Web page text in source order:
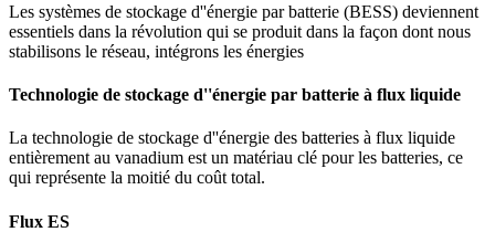
Les systèmes de stockage d''énergie par batterie (BESS) deviennent
essentiels dans la révolution qui se produit dans la façon dont nous
stabilisons le réseau, intégrons les énergies
Technologie de stockage d''énergie par batterie à flux liquide
La technologie de stockage d''énergie des batteries à flux liquide
entièrement au vanadium est un matériau clé pour les batteries, ce
qui représente la moitié du coût total.
Flux ES